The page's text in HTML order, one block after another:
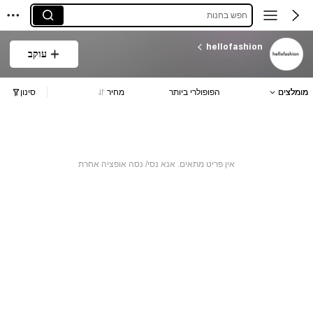
חפש בחנות
hellofashion
עוקב
מומלצים הפופולרי ביותר מחיר סינון
אין פריט מתאים. אנא נסי/ נסה אופציה אחרת